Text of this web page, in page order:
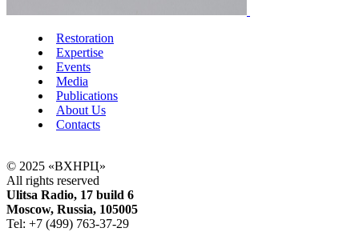
Restoration
Expertise
Events
Media
Publications
About Us
Contacts
© 2025 «ВХНРЦ»
All rights reserved
Ulitsa Radio, 17 build 6
Moscow, Russia, 105005
Tel: +7 (499) 763-37-29